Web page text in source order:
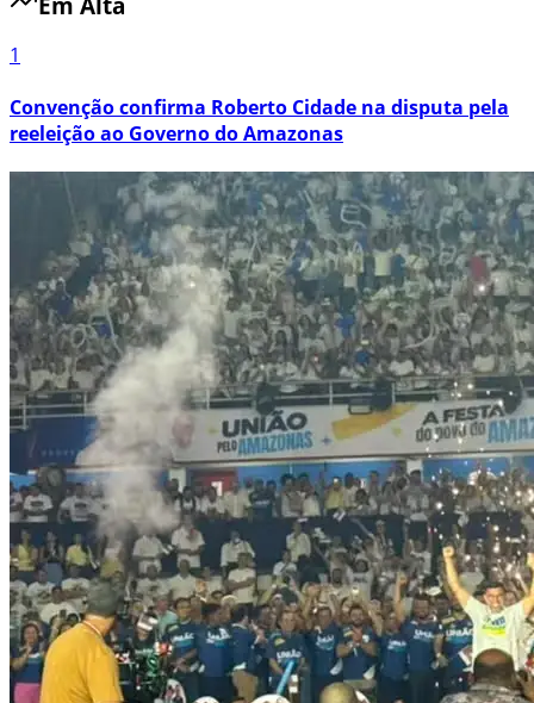
1
Convenção confirma Roberto Cidade na disputa pela
reeleição ao Governo do Amazonas